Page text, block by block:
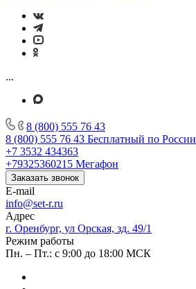
...
8 (800) 555 76 43
8 (800) 555 76 43 Бесплатный по России
+7 3532 434363
+79325360215 Мегафон
Заказать звонок
E-mail
info@set-r.ru
Адрес
г. Оренбург, ул Орская, зд. 49/1
Режим работы
Пн. – Пт.: с 9:00 до 18:00 МСК